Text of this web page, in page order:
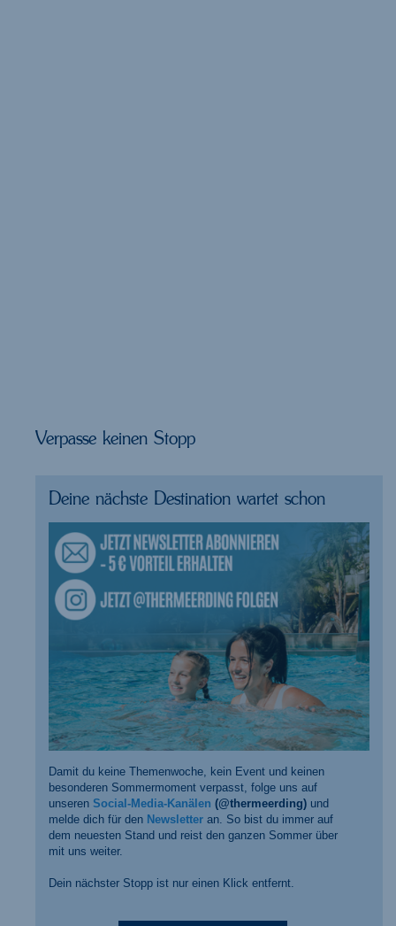
Verpasse keinen Stopp
Deine nächste Destination wartet schon
Damit du keine Themenwoche, kein Event und keinen
besonderen Sommermoment verpasst, folge uns auf
unseren Social-Media-Kanälen (@thermeerding) und
melde dich für den Newsletter an. So bist du immer auf
dem neuesten Stand und reist den ganzen Sommer über
mit uns weiter.
Dein nächster Stopp ist nur einen Klick entfernt.